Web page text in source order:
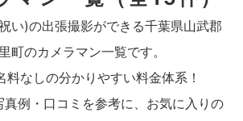
い)の出張撮影ができる千葉県山武郡
町のカメラマン一覧です。
なしの分かりやすい料金体系！
真例・口コミを参考に、お気に入りの